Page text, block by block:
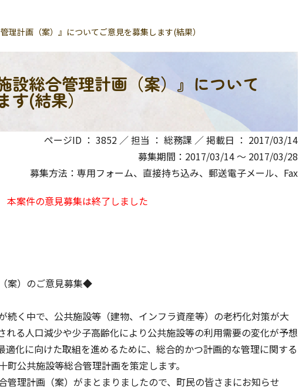
理計画（案）』についてご意見を募集します(結果）
設総合管理計画（案）』について
す(結果）
ページID ： 3852 ／ 担当 ： 総務課 ／ 掲載日 ： 2017/03/14
募集期間：2017/03/14 〜 2017/03/28
募集方法：専用フォーム、直接持ち込み、郵送電子メール、Fax
本案件の意見募集は終了しました
案）のご意見募集◆
く中で、公共施設等（建物、インフラ資産等）の老朽化対策が大
れる人口減少や少子高齢化により公共施設等の利用需要の変化が予想
適化に向けた取組を進めるために、総合的かつ計画的な管理に関する
公共施設等総合管理計画を策定します。
管理計画（案）がまとまりましたので、町民の皆さまにお知らせ